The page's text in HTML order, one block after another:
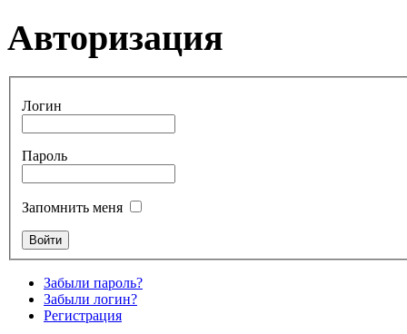
Авторизация
Логин
Пароль
Запомнить меня
Забыли пароль?
Забыли логин?
Регистрация